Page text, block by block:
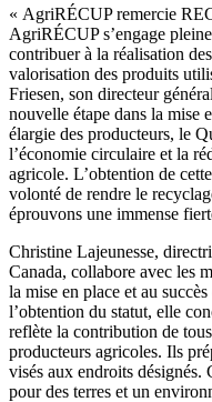
« AgriRÉCUP remercie
AgriRÉCUP s’engage
contribuer à la réalisation
valorisation des produits
Friesen, son directeur
nouvelle étape dans la mise
élargie des producteurs, le
l’économie circulaire et la
agricole. L’obtention de
volonté de rendre le
éprouvons une immense
Christine Lajeunesse,
Canada, collabore avec les
la mise en place et au
l’obtention du statut, elle
reflète la contribution de
producteurs agricoles. Ils
visés aux endroits désignés.
pour des terres et un